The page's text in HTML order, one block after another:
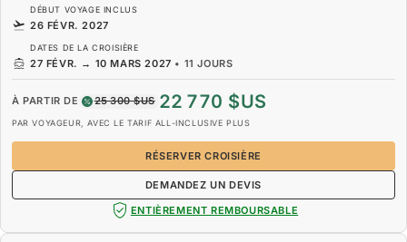
DÉBUT VOYAGE INCLUS
26 FÉVR. 2027
DATES DE LA CROISIÈRE
27 FÉVR. → 10 MARS 2027 • 11 JOURS
À PARTIR DE 25 300 $US 22 770 $US
PAR VOYAGEUR, AVEC LE TARIF ALL-INCLUSIVE PLUS
RÉSERVER CROISIÈRE
DEMANDEZ UN DEVIS
ENTIÈREMENT REMBOURSABLE